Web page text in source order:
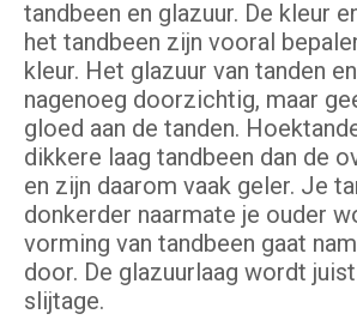
tandbeen en glazuur. De kleur
het tandbeen zijn vooral
kleur. Het glazuur van tanden
nagenoeg doorzichtig, maar
gloed aan de tanden.
dikkere laag tandbeen dan de
en zijn daarom vaak geler. Je
donkerder naarmate je ouder
vorming van tandbeen gaat
door. De glazuurlaag wordt
slijtage.